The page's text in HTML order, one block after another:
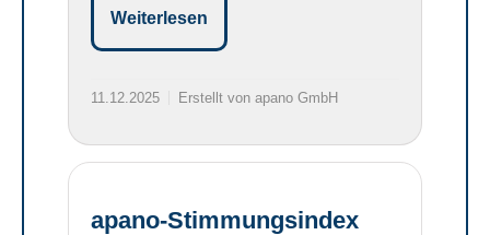
Weiterlesen
11.12.2025 Erstellt von apano GmbH
apano-Stimmungsindex